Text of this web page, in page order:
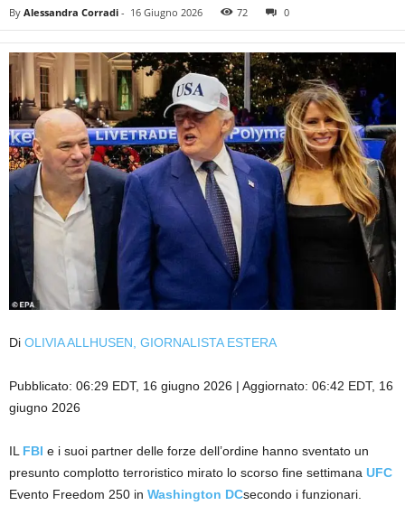
By Alessandra Corradi - 16 Giugno 2026 72 0
Di OLIVIA ALLHUSEN, GIORNALISTA ESTERA
Pubblicato: 06:29 EDT, 16 giugno 2026 | Aggiornato: 06:42 EDT, 16
giugno 2026
IL FBI e i suoi partner delle forze dell’ordine hanno sventato un
presunto complotto terroristico mirato lo scorso fine settimana UFC
Evento Freedom 250 in Washington DCsecondo i funzionari.